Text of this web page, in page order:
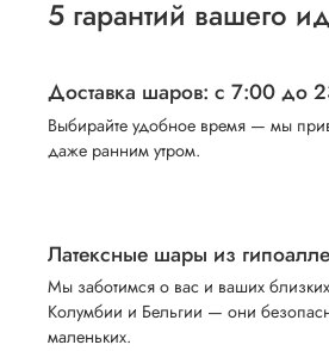
5 гарантий вашего
Доставка шаров: с 7:00 до
Выбирайте удобное время — мы
даже ранним утром.
Латексные шары из
Мы заботимся о вас и ваших
Колумбии и Бельгии — они
маленьких.